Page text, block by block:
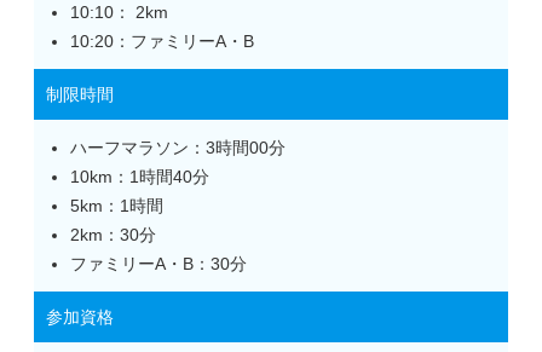
10:10： 2km
10:20：ファミリーA・B
制限時間
ハーフマラソン：3時間00分
10km：1時間40分
5km：1時間
2km：30分
ファミリーA・B：30分
参加資格